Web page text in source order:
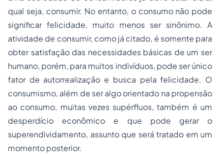
qual seja, consumir. No entanto, o consumo não pode
significar felicidade, muito menos ser sinônimo. A
atividade de consumir, como já citado, é somente para
obter satisfação das necessidades básicas de um ser
humano, porém, para muitos indivíduos, pode ser único
fator de autorrealização e busca pela felicidade. O
consumismo, além de ser algo orientado na propensão
ao consumo, muitas vezes supérfluos, também é um
desperdício econômico e que pode gerar o
superendividamento, assunto que será tratado em um
momento posterior.